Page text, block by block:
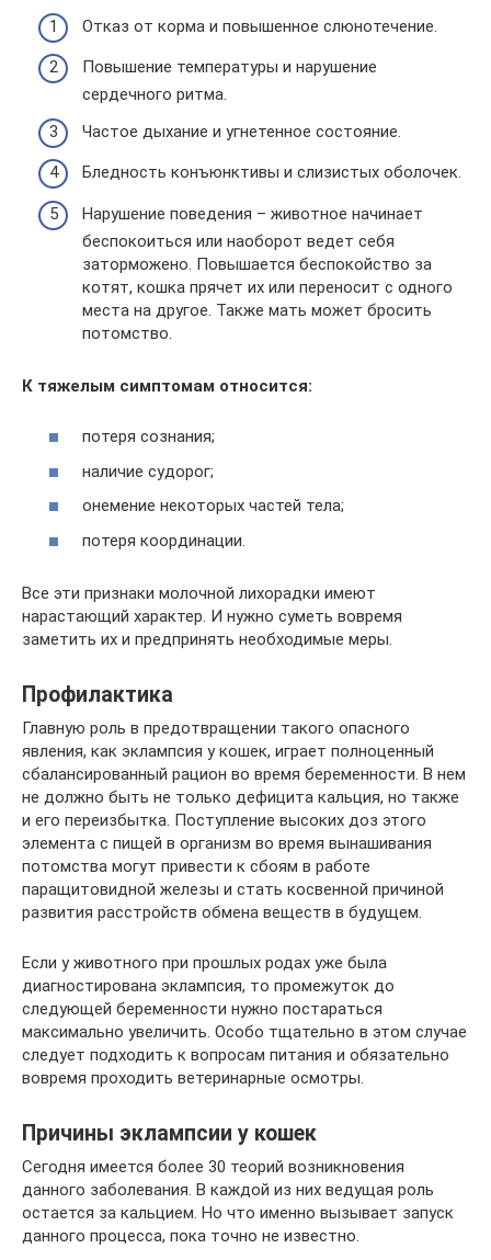
Отказ от корма и повышенное слюнотечение.
Повышение температуры и нарушение
сердечного ритма.
Частое дыхание и угнетенное состояние.
Бледность конъюнктивы и слизистых оболочек.
Нарушение поведения – животное начинает
беспокоиться или наоборот ведет себя
заторможено. Повышается беспокойство за
котят, кошка прячет их или переносит с одного
места на другое. Также мать может бросить
потомство.
К тяжелым симптомам относится:
потеря сознания;
наличие судорог;
онемение некоторых частей тела;
потеря координации.
Все эти признаки молочной лихорадки имеют
нарастающий характер. И нужно суметь вовремя
заметить их и предпринять необходимые меры.
Профилактика
Главную роль в предотвращении такого опасного
явления, как эклампсия у кошек, играет полноценный
сбалансированный рацион во время беременности. В нем
не должно быть не только дефицита кальция, но также
и его переизбытка. Поступление высоких доз этого
элемента с пищей в организм во время вынашивания
потомства могут привести к сбоям в работе
паращитовидной железы и стать косвенной причиной
развития расстройств обмена веществ в будущем.
Если у животного при прошлых родах уже была
диагностирована эклампсия, то промежуток до
следующей беременности нужно постараться
максимально увеличить. Особо тщательно в этом случае
следует подходить к вопросам питания и обязательно
вовремя проходить ветеринарные осмотры.
Причины эклампсии у кошек
Сегодня имеется более 30 теорий возникновения
данного заболевания. В каждой из них ведущая роль
остается за кальцием. Но что именно вызывает запуск
данного процесса, пока точно не известно.